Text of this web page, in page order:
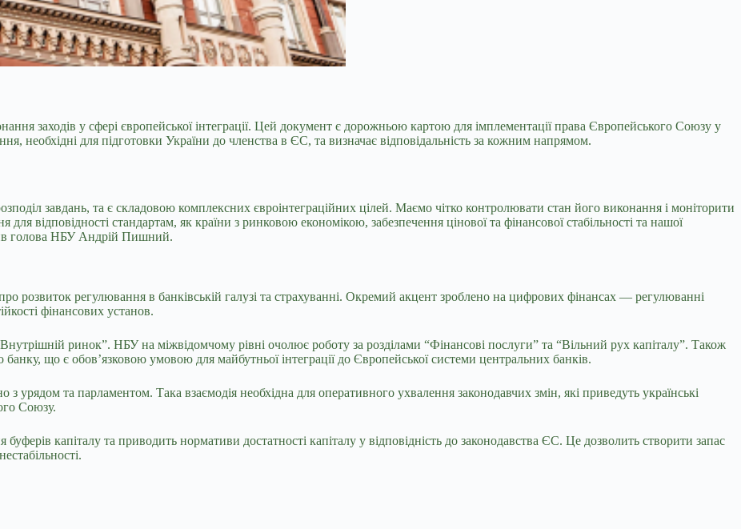
заходів у сфері європейської інтеграції. Цей документ є дорожньою картою для імплементації права Європейського Союзу у
необхідні для підготовки України до членства в ЄС, та визначає відповідальність за кожним напрямом.
завдань, та є складовою комплексних євроінтеграційних цілей. Маємо чітко контролювати стан його виконання і моніторити
відповідності стандартам, як країни з ринковою економікою, забезпечення цінової та фінансової стабільності та нашої
голова НБУ Андрій Пишний.
розвиток регулювання в банківській галузі та страхуванні. Окремий акцент зроблено на цифрових фінансах — регулюванні
фінансових установ.
ринок”. НБУ на міжвідомчому рівні очолює роботу за розділами “Фінансові послуги” та “Вільний рух капіталу”. Також
що є обов’язковою умовою для майбутньої інтеграції до Європейської системи центральних банків.
урядом та парламентом. Така взаємодія необхідна для оперативного ухвалення законодавчих змін, які приведуть українські
Союзу.
капіталу та приводить нормативи достатності капіталу у відповідність до законодавства ЄС. Це дозволить створити запас